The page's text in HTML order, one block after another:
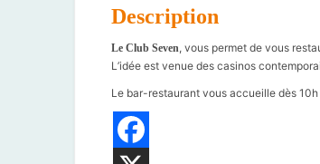
Description
Le Club Seven , vous permet de vous
L’idée est venue des casinos
Le bar-restaurant vous accueille dès